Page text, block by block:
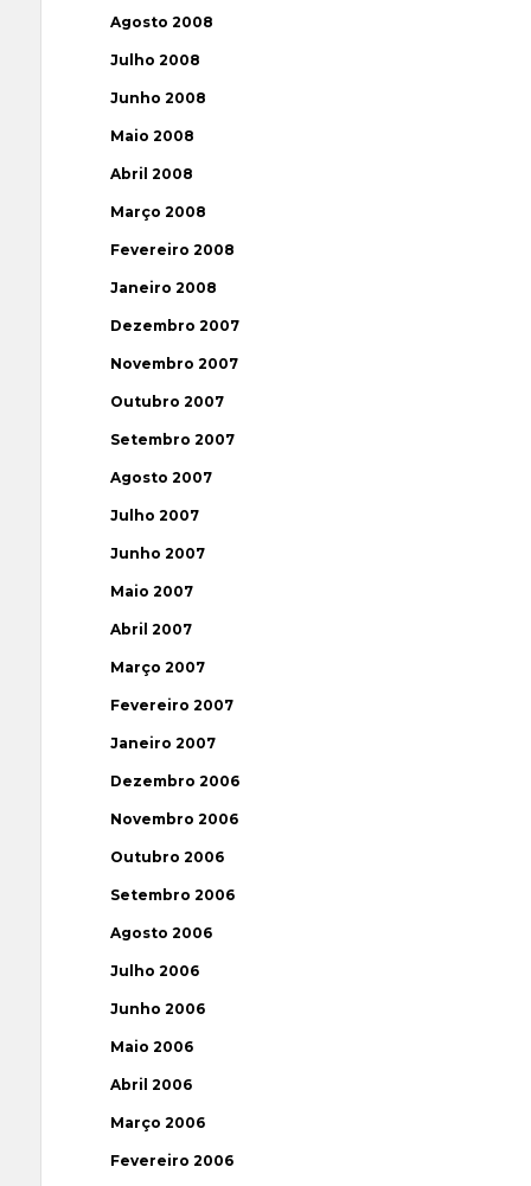
Agosto 2008
Julho 2008
Junho 2008
Maio 2008
Abril 2008
Março 2008
Fevereiro 2008
Janeiro 2008
Dezembro 2007
Novembro 2007
Outubro 2007
Setembro 2007
Agosto 2007
Julho 2007
Junho 2007
Maio 2007
Abril 2007
Março 2007
Fevereiro 2007
Janeiro 2007
Dezembro 2006
Novembro 2006
Outubro 2006
Setembro 2006
Agosto 2006
Julho 2006
Junho 2006
Maio 2006
Abril 2006
Março 2006
Fevereiro 2006